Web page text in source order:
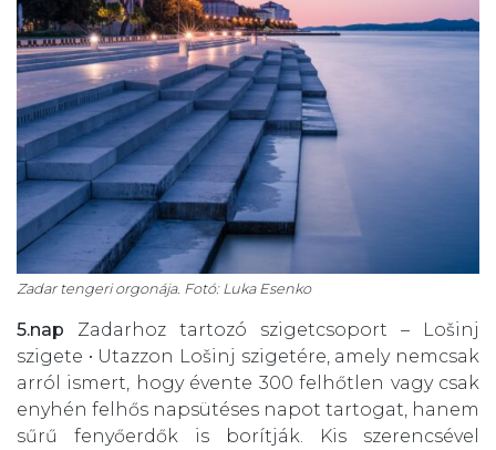
Zadar tengeri orgonája. Fotó: Luka Esenko
5.nap Zadarhoz tartozó szigetcsoport – Lošinj
szigete • Utazzon Lošinj szigetére, amely nemcsak
arról ismert, hogy évente 300 felhőtlen vagy csak
enyhén felhős napsütéses napot tartogat, hanem
sűrű fenyőerdők is borítják. Kis szerencsével